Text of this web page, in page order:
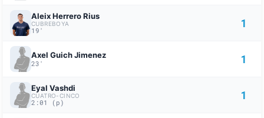
Aleix Herrero Rius
CUBREBOYA
19'
1
Axel Guich Jimenez
23' 1
Eyal Vashdi
CUATRO-CINCO
2:01 (p)
1